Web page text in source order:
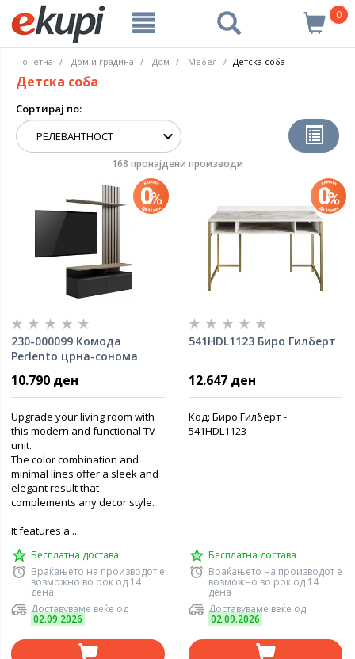
0
Почетна Дом и градина Дом Мебел Детска соба
Детска соба
Сортирај по:
168 пронајдени производи
230-000099 Комода
Perlento црна-сонома
10.790 ден
Upgrade your living room with
this modern and functional TV
unit.
The color combination and
minimal lines offer a sleek and
elegant result that
complements any decor style.
It features a ...
Бесплатна достава
Враќањето на производот е
возможно во рок од 14
дена
Доставуваме веќе од
02.09.2026
541HDL1123 Биро Гилберт
12.647 ден
Код: Биро Гилберт -
541HDL1123
Бесплатна достава
Враќањето на производот е
возможно во рок од 14
дена
Доставуваме веќе од
02.09.2026